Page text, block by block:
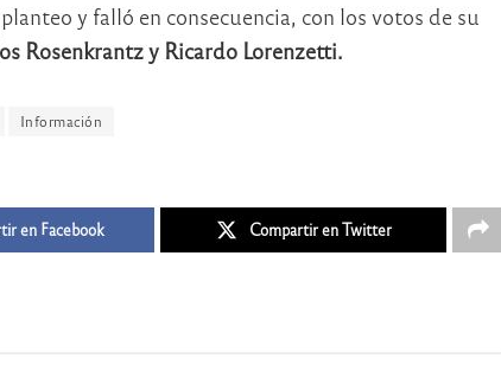
y falló en consecuencia, con los votos de su
Rosenkrantz y Ricardo Lorenzetti.
Información
en Facebook Compartir en Twitter